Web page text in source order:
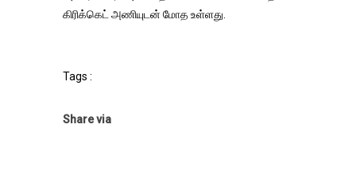
கிரிக்கெட் அணியுடன் மோத உள்ளது.
Tags :
Share via